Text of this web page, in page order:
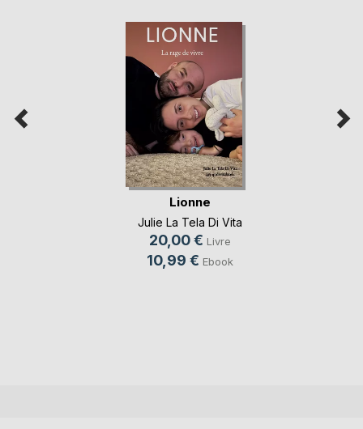
Lionne
Julie La Tela Di Vita
20,00 € Livre
10,99 € Ebook